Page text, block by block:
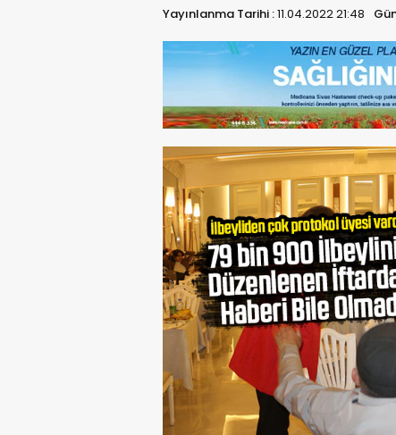
Yayınlanma Tarihi :11.04.2022 21:48